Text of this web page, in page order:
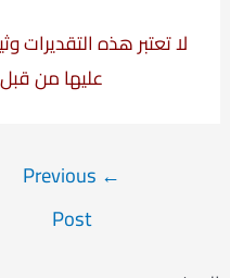
لا تعتبر هذه التقديرات
عليها من قبل
←
Previous
Post